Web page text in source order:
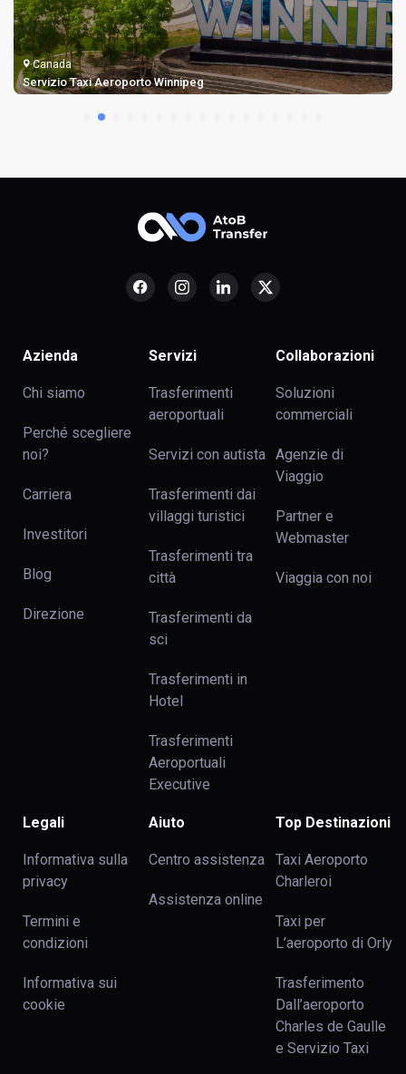
Canada
Taxi per L'aeroporto Billy Bishop
Azienda
Chi siamo
Perché scegliere
noi?
Carriera
Investitori
Blog
Direzione
Servizi
Trasferimenti
aeroportuali
Servizi con autista
Trasferimenti dai
villaggi turistici
Trasferimenti tra
сittà
Trasferimenti da
sci
Trasferimenti in
Hotel
Trasferimenti
Aeroportuali
Executive
Collaborazioni
Soluzioni
commerciali
Agenzie di
Viaggio
Partner e
Webmaster
Viaggia con noi
Legali
Informativa sulla
privacy
Termini e
condizioni
Informativa sui
cookie
Aiuto
Centro assistenza
Assistenza online
Top Destinazioni
Taxi Aeroporto
Charleroi
Taxi per
L’aeroporto di Orly
Trasferimento
Dall’aeroporto
Charles de Gaulle
e Servizio Taxi